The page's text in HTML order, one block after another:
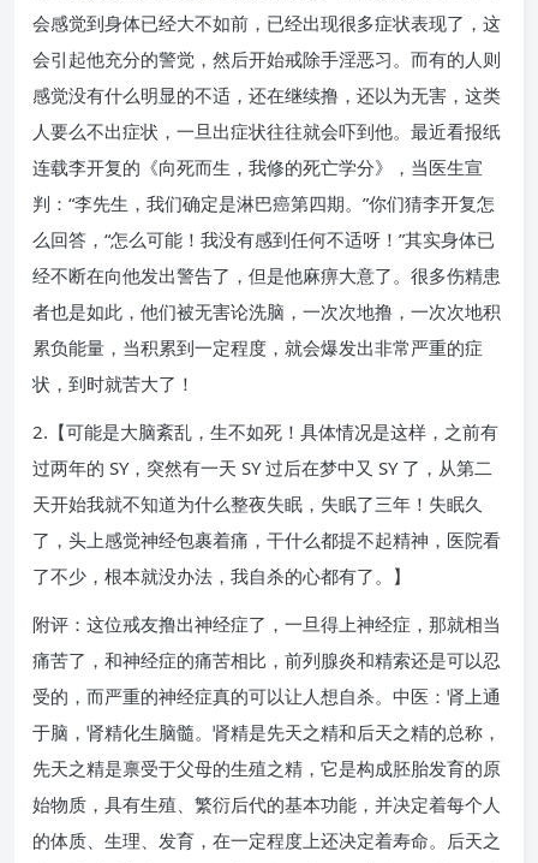
会感觉到身体已经大不如前，已经出现很多症状表现了，这
会引起他充分的警觉，然后开始戒除手淫恶习。而有的人则
感觉没有什么明显的不适，还在继续撸，还以为无害，这类
人要么不出症状，一旦出症状往往就会吓到他。最近看报纸
连载李开复的《向死而生，我修的死亡学分》，当医生宣
判：“李先生，我们确定是淋巴癌第四期。”你们猜李开复怎
么回答，“怎么可能！我没有感到任何不适呀！”其实身体已
经不断在向他发出警告了，但是他麻痹大意了。很多伤精患
者也是如此，他们被无害论洗脑，一次次地撸，一次次地积
累负能量，当积累到一定程度，就会爆发出非常严重的症
状，到时就苦大了！
2.【可能是大脑紊乱，生不如死！具体情况是这样，之前有
过两年的 SY，突然有一天 SY 过后在梦中又 SY 了，从第二
天开始我就不知道为什么整夜失眠，失眠了三年！失眠久
了，头上感觉神经包裹着痛，干什么都提不起精神，医院看
了不少，根本就没办法，我自杀的心都有了。】
附评：这位戒友撸出神经症了，一旦得上神经症，那就相当
痛苦了，和神经症的痛苦相比，前列腺炎和精索还是可以忍
受的，而严重的神经症真的可以让人想自杀。中医：肾上通
于脑，肾精化生脑髓。肾精是先天之精和后天之精的总称，
先天之精是禀受于父母的生殖之精，它是构成胚胎发育的原
始物质，具有生殖、繁衍后代的基本功能，并决定着每个人
的体质、生理、发育，在一定程度上还决定着寿命。后天之